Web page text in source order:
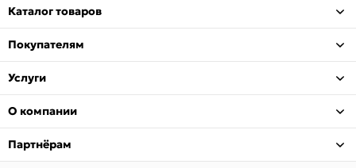
Каталог товаров
Покупателям
Услуги
О компании
Партнёрам